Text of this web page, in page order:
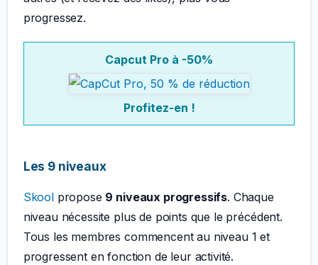
progressez.
Capcut Pro à -50%
Profitez-en !
Les 9 niveaux
Skoolpropose 9 niveaux progressifs. Chaque
niveau nécessite plus de points que le précédent.
Tous les membres commencent au niveau 1 et
progressent en fonction de leur activité.